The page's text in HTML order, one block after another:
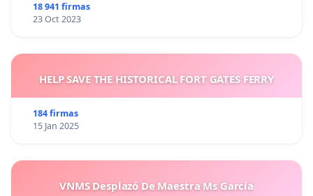
18 941 firmas
23 Oct 2023
HELP SAVE THE HISTORICAL FORT GATES FERRY
184 firmas
15 Jan 2025
VNMS Desplazó De Maestra Ms García